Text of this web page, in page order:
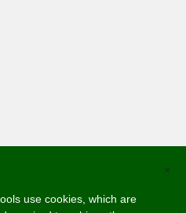
×
use cookies, which are